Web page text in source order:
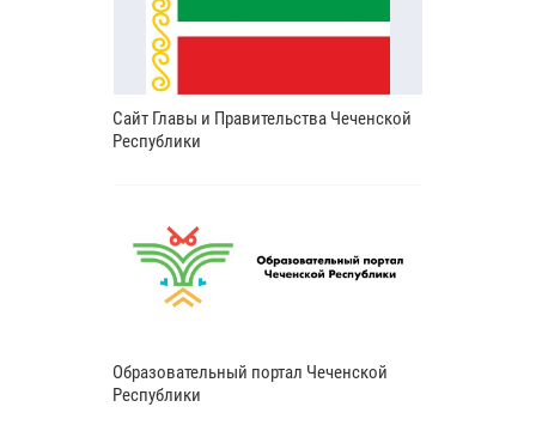
Сайт Главы и Правительства Чеченской
Республики
Образовательный портал Чеченской
Республики